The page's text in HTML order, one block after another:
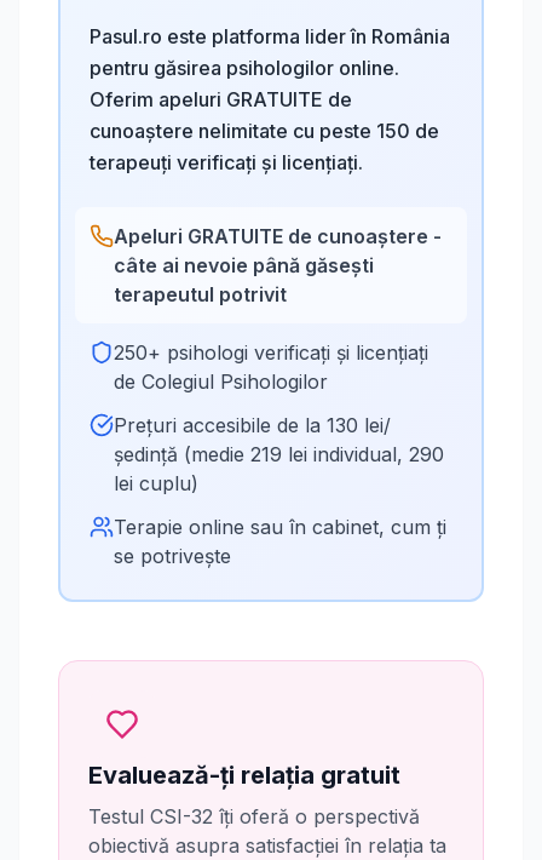
Pasul.ro este platforma lider în România
pentru găsirea psihologilor online.
Oferim apeluri GRATUITE de
cunoaștere nelimitate cu peste 150 de
terapeuți verificați și licențiați.
Apeluri GRATUITE de cunoaștere -
câte ai nevoie până găsești
terapeutul potrivit
250+ psihologi verificați și licențiați
de Colegiul Psihologilor
Prețuri accesibile de la 130 lei/
ședință (medie 219 lei individual, 290
lei cuplu)
Terapie online sau în cabinet, cum ți
se potrivește
Evaluează-ți relația gratuit
Testul CSI-32 îți oferă o perspectivă
obiectivă asupra satisfacției în relația ta